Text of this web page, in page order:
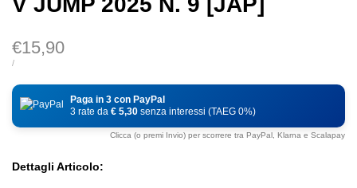
Prezzo
di
vendita
€15,90
PREZZO
UNITÀ
/PER
Paga in 3 con PayPal
3 rate da € 5,30 senza interessi (TAEG 0%)
Clicca (o premi Invio) per scorrere tra PayPal, Klarna e Scalapay
Dettagli Articolo: